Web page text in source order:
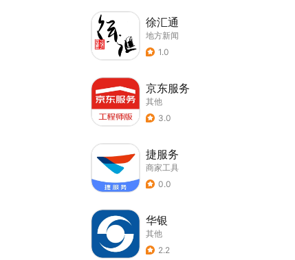
徐汇通
地方新闻
1.0
京东服务
其他
3.0
捷服务
商家工具
0.0
华银
其他
2.2